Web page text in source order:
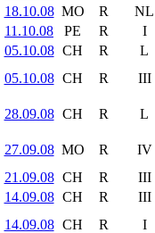
18.10.08 MO R NL
11.10.08
PE R I
05.10.08 CH R L
05.10.08 CH R III
28.09.08 CH R L
27.09.08 MO R IV
21.09.08 CH R III
14.09.08 CH R III
14.09.08 CH R I